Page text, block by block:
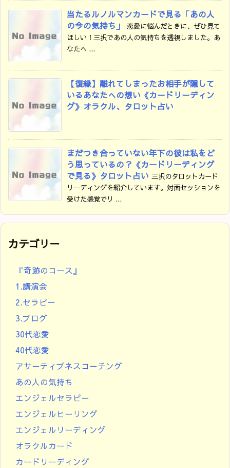
当たるルノルマンカードで見る「あの人
の今の気持ち」
恋愛に悩んだときに、ぜひ見て
ほしい！三択であの人の気持ちを透視しました。あ
なたへ ...
【復縁】離れてしまったお相手が隠して
いるあなたへの想い《カードリーディン
グ》オラクル、タロット占い
まだつき合っていない年下の彼は私をど
う思っているの？《カードリーディング
で見る》タロット占い 三択のタロットカード
リーディングを紹介しています。対面セッションを
受けた感覚でリ ...
カテゴリー
『奇跡のコース』
1.講演会
2.セラピー
3.ブログ
30代恋愛
40代恋愛
アサーティブネスコーチング
あの人の気持ち
エンジェルセラピー
エンジェルヒーリング
エンジェルリーディング
オラクルカード
カードリーディング